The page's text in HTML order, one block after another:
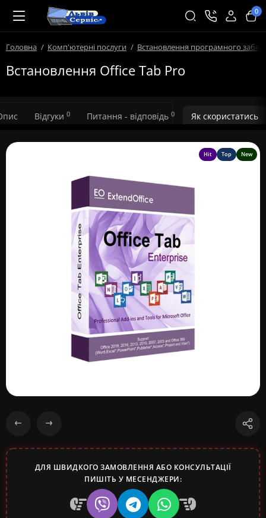
0
Головна Комп'ютерні послуги Встановлення програмного
Встановлення Office Tab Pro
Відгуки 0 Питання - відповідь 0 Як скористатись
Hit Top New
ДЛЯ ШВИДКОГО ЗАМОВЛЕННЯ АБО КОНСУЛЬТАЦІЇ
ПИШІТЬ У МЕСЕНДЖЕРИ: